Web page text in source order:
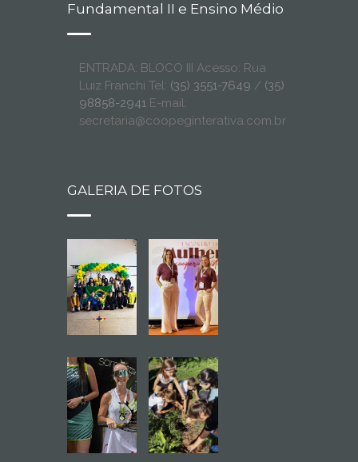
Fundamental II e Ensino Médio
ENTRADA: BLOCO III Acesso: Rua
Luiz Franchi Tel: (35) 3551-7649 / (35)
98858-2941 E-mail:
secretaria@coopeginterativa.com.br
GALERIA DE FOTOS